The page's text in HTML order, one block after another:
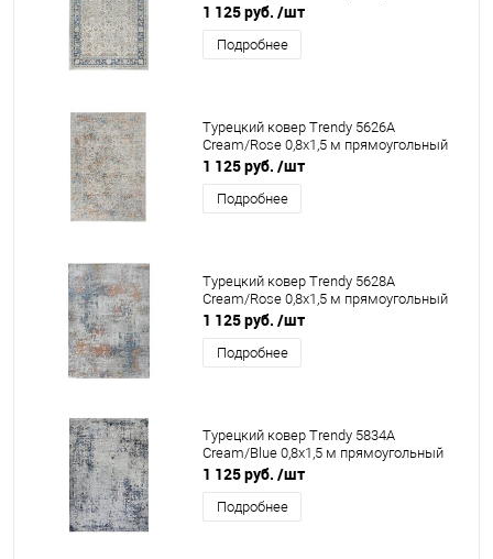
1 125 руб. /шт
Подробнее
Турецкий ковер Trendy 5626A
Cream/Rose 0,8x1,5 м прямоугольный
1 125 руб. /шт
Подробнее
Турецкий ковер Trendy 5628A
Cream/Rose 0,8x1,5 м прямоугольный
1 125 руб. /шт
Подробнее
Турецкий ковер Trendy 5834A
Cream/Blue 0,8x1,5 м прямоугольный
1 125 руб. /шт
Подробнее